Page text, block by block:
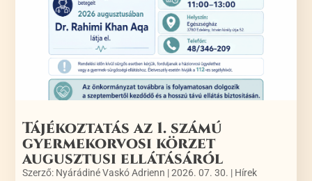
Tájékoztatás az 1. számú
gyermekorvosi körzet
augusztusi ellátásáról
Szerző: Nyárádiné Vaskó Adrienn |2026. 07. 30. | Hírek